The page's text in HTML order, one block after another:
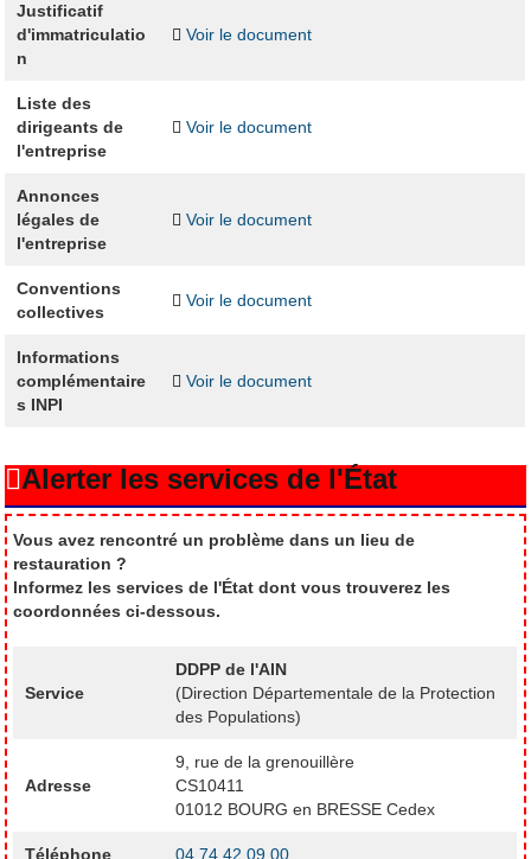
Justificatif
d'immatriculatio
n
Voir le document
Liste des
dirigeants de
l'entreprise
Voir le document
Annonces
légales de
l'entreprise
Voir le document
Conventions
collectives
Voir le document
Informations
complémentaire
s INPI
Voir le document
Alerter les services de l'État
Vous avez rencontré un problème dans un lieu de
restauration ?
Informez les services de l'État dont vous trouverez les
coordonnées ci-dessous.
Service
DDPP de l'AIN
(Direction Départementale de la Protection
des Populations)
Adresse
9, rue de la grenouillère
CS10411
01012 BOURG en BRESSE Cedex
Téléphone 04 74 42 09 00